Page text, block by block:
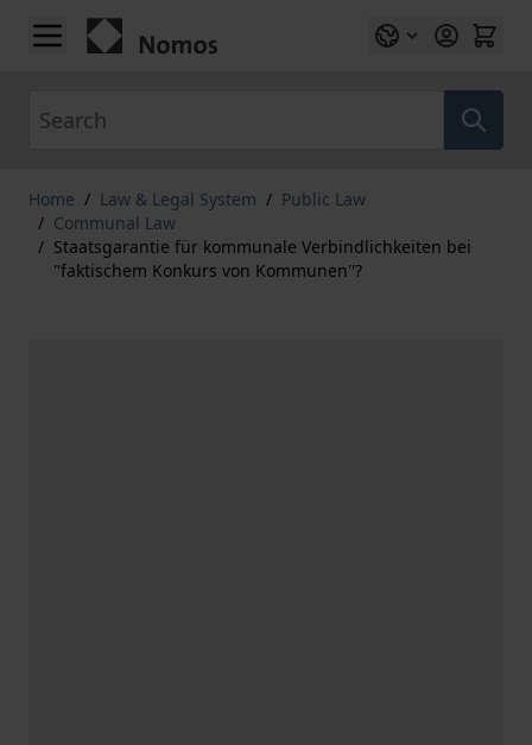
Skip to Content
Home / Law & Legal System / Public Law
/ Communal Law
/ Staatsgarantie für kommunale Verbindlichkeiten bei
''faktischem Konkurs von Kommunen''?